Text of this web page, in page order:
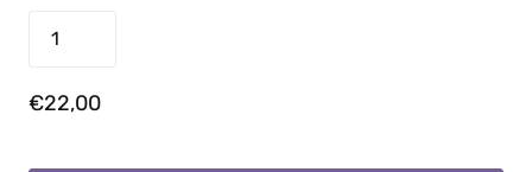
€22,00